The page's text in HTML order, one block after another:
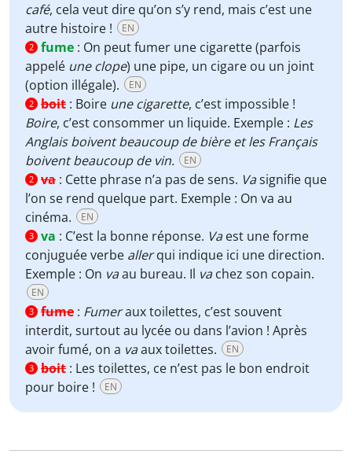
café, cela veut dire qu’on s’y rend, mais c’est une
autre histoire !
EN
2 fume : On peut fumer une cigarette (parfois
appelé une clope) une pipe, un cigare ou un joint
(option illégale).
EN
2 boit : Boire une cigarette, c’est impossible !
Boire, c’est consommer un liquide. Exemple : Les
Anglais boivent beaucoup de bière et les Français
boivent beaucoup de vin.
EN
2 va : Cette phrase n’a pas de sens. Vasignifie que
l’on se rend quelque part. Exemple : On va au
cinéma.
EN
3 va : C’est la bonne réponse. Vaest une forme
conjuguée verbe allerqui indique ici une direction.
Exemple : On vaau bureau. Il vachez son copain.
EN
3 fume : Fumeraux toilettes, c’est souvent
interdit, surtout au lycée ou dans l’avion ! Après
avoir fumé, on a vaaux toilettes. EN
3 boit : Les toilettes, ce n’est pas le bon endroit
pour boire !
EN